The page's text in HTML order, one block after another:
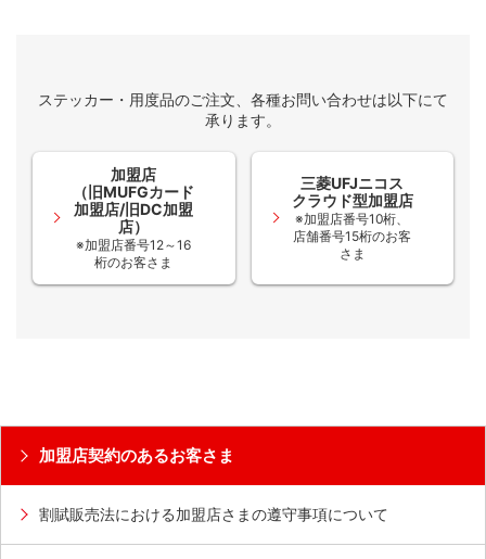
ステッカー・用度品のご注文、各種お問い合わせは以下にて
承ります。
加盟店
（旧MUFGカード
加盟店/旧DC加盟
店）
※加盟店番号12～16
桁のお客さま
三菱UFJニコス
クラウド型加盟店
※加盟店番号10桁、
店舗番号15桁のお客
さま
加盟店契約のあるお客さま
割賦販売法における加盟店さまの遵守事項について